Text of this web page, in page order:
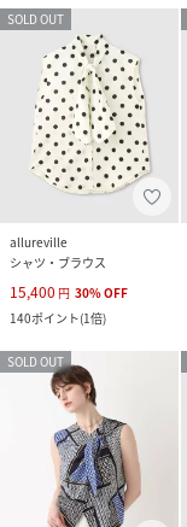
SOLD OUT
allureville
シャツ・ブラウス
15,400 円 30%OFF
140ポイント(1倍)
SOLD OUT